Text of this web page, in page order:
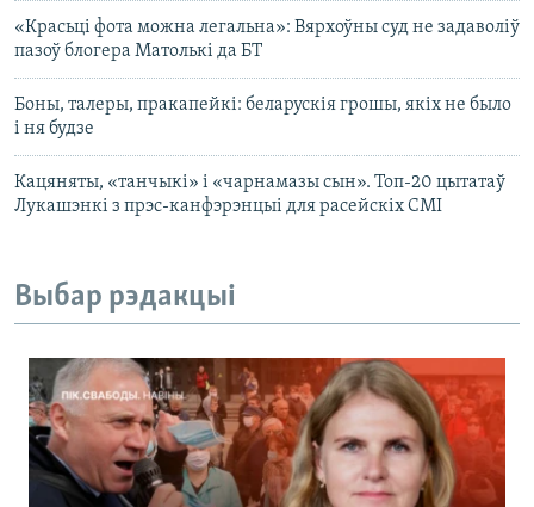
«Красьці фота можна легальна»: Вярхоўны суд не задаволіў
пазоў блогера Матолькі да БТ
Боны, талеры, пракапейкі: беларускія грошы, якіх не было
і ня будзе
Кацяняты, «танчыкі» і «чарнамазы сын». Топ-20 цытатаў
Лукашэнкі з прэс-канфэрэнцыі для расейскіх СМІ
Выбар рэдакцыі